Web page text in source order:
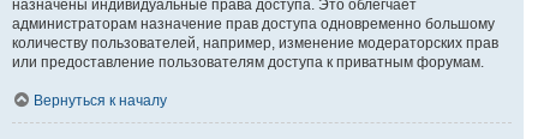
назначены индивидуальные права доступа. Это облегчает
администраторам назначение прав доступа одновременно большому
количеству пользователей, например, изменение модераторских прав
или предоставление пользователям доступа к приватным форумам.
Вернуться к началу